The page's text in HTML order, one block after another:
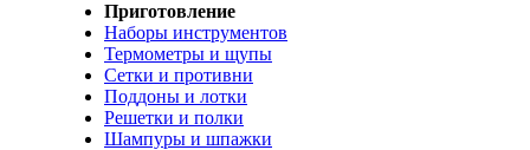
Приготовление
Наборы инструментов
Термометры и щупы
Сетки и противни
Поддоны и лотки
Решетки и полки
Шампуры и шпажки